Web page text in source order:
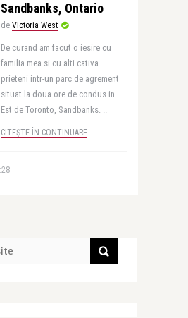
Sandbanks, Ontario
de Victoria West
De curand am facut o iesire cu
familia mea si cu alti cativa
prieteni intr-un parc de agrement
situat la doua ore de condus in
Est de Toronto, Sandbanks. ..
CITEȘTE ÎN CONTINUARE